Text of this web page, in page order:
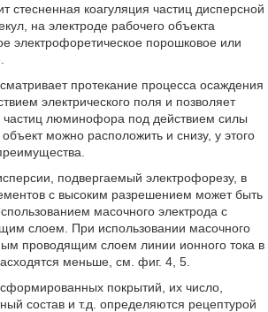
стесненная коагуляция частиц дисперсной
на электроде рабочего объекта
электрофоретическое порошковое или
протекание процесса осаждения
электрического поля и позволяет
частиц люминофора под действием силы
можно расположить и снизу, у этого
подвергаемый электрофорезу, в
с высоким разрешением может быть
масочного электрода с
слоем. При использовании масочного
проводящим слоем линии ионного тока в
меньше, см. фиг. 4, 5.
покрытий, их число,
состав и т.д. определяются рецептурой